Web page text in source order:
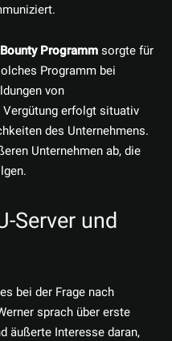
Programmsorgte für
Programm bei
von
erfolgt situativ
des Unternehmens.
Unternehmen ab, die
Server und
bei der Frage nach
sprach über erste
äußerte Interesse daran,